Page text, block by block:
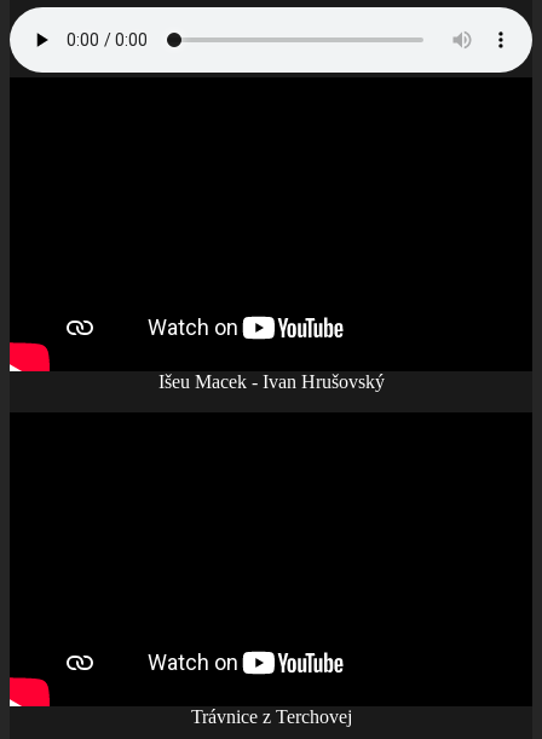
Išeu Macek - Ivan Hrušovský
Trávnice z Terchovej